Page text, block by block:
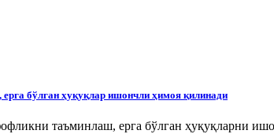
бўлган ҳуқуқлар ишончли ҳимоя қилинади
таъминлаш, ерга бўлган ҳуқуқларни